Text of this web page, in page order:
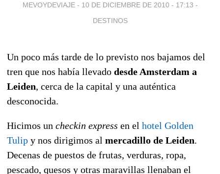
MEVOYDEVIAJE - 10 DE DICIEMBRE DE 2010 - 17:13 -
DESTINOS
Un poco más tarde de lo previsto nos bajamos del
tren que nos había llevado desde Amsterdam a
Leiden, cerca de la capital y una auténtica
desconocida.
Hicimos un checkin express en el hotel Golden
Tulip y nos dirigimos al mercadillo de Leiden.
Decenas de puestos de frutas, verduras, ropa,
pescado, quesos y otras maravillas llenaban el